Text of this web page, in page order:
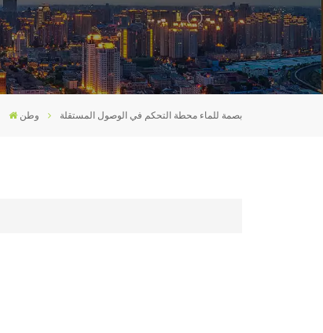
ไทย
العربية
中文
وطن بصمة للماء محطة التحكم في الوصول المستقلة